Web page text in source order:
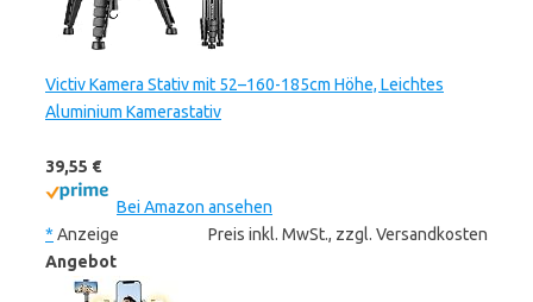
Victiv Kamera Stativ mit 52–160-185cm Höhe, Leichtes
Aluminium Kamerastativ
39,55 €
Bei Amazon ansehen
* Anzeige
Preis inkl. MwSt., zzgl. Versandkosten
Angebot